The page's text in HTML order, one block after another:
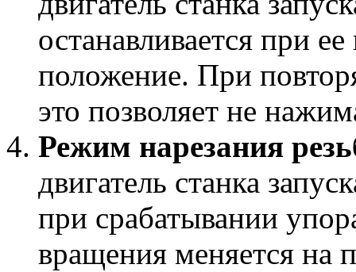
останавливается при
положение. При
это позволяет не
Режим нарезания
двигатель станка
при срабатывании
вращения меняется на